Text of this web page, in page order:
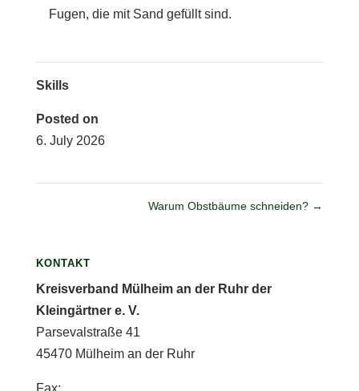
Fugen, die mit Sand gefüllt sind.
Skills
Posted on
6. July 2026
Warum Obstbäume schneiden? →
KONTAKT
Kreisverband Mülheim an der Ruhr der
Kleingärtner e. V.
Parsevalstraße 41
45470 Mülheim an der Ruhr
Fax: